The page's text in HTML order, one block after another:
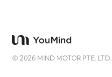
©2026 MIND MOTOR PTE. LTD.